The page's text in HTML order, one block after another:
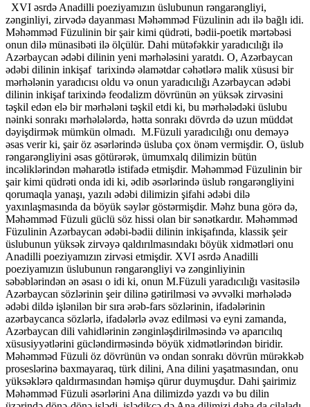
XVI əsrdə Anadilli poeziyamızın üslubunun rəngarəngliyi,
zənginliyi, zirvədə dayanması Məhəmməd Füzulinin adı ilə bağlı idi.
Məhəmməd Füzulinin bir şair kimi qüdrəti, bədii-poetik mər­təbəsi
onun dilə münasibəti ilə ölçülür. Dahi mütəfəkkir yaradıcılığı ilə
Azərbaycan ədəbi dilinin yeni mərhələsini yaratdı. O, Azərbaycan
ədəbi dilinin inkişaf tarixində əlamətdar cəhətlərə malik xüsusi bir
mərhə­lənin yaradıcısı oldu və onun yaradıcılığı Azərbaycan ədəbi
dilinin inkişaf tarixində feodalizm dövrünün ən yüksək zirvəsini
təşkil edən elə bir mərhələni təşkil etdi ki, bu mər­hələdəki üslubu
nəinki sonra­kı mərhələlərdə, hətta sonrakı dövrdə də uzun müddət
dəyişdirmək mümkün olmadı. M.Füzuli yaradıcılığı onu deməyə
əsas verir ki, şair öz əsərlərində üsluba çox önəm vermişdir. O, üslub
rəngarəngliyini əsas götürərək, ümumxalq dilimizin bütün
incəliklərin­dən məharətlə istifadə etmişdir. Məhəmməd Füzulinin bir
şair kimi qüdrəti onda idi ki, ədib əsərlərində üslub rəngarəngliyini
qorumaqla yanaşı, yazılı ədəbi dilimizin şifahi ədəbi dilə
yaxınlaşmasında da böyük səylər göstər­mişdir. Məhz buna görə də,
Məhəmməd Füzuli güclü söz hissi olan bir sənət­kardır. Məhəmməd
Füzulinin Azərbaycan ədəbi-bədii dilinin inkişafında, klassik şeir
üslubunun yük­sək zirvəyə qaldırılmasındakı böyük xidmət­ləri onu
Anadilli poeziyamızın zirvəsi etmişdir. XVI əsrdə Anadilli
poeziyamızın üslubunun rəngarəngliyi və zənginliyinin
səbəblərindən ən əsası o idi ki, onun M.Füzuli yaradıcılığı vasitəsilə
Azər­baycan sözlərinin şeir dilinə gətiril­məsi və əvvəlki mərhələdə
ədəbi dildə işlənilən bir sıra ərəb-fars söz­ləri­nin, ifadələrinin
azərbaycanca sözlər­lə, ifadələrlə əvəz edilməsi və eyni zamanda,
Azərbaycan dili vahid­lərinin zən­ginləşdirilməsində və aparıcılıq
xüsu­siy­yətlərini güc­lən­dirməsində böyük xidmətlərindən biridir.
Məhəmməd Füzuli öz dövrünün və ondan sonrakı dövrün mürəkkəb
pro­seslərinə baxmayaraq, türk dilini, Ana dilini yaşat­ma­­sından, onu
yüksəklərə qaldırmasından həmişə qürur duymuşdur. Dahi şairimiz
Məhəmməd Füzuli əsərlərini Ana dilimizdə yazdı və bu dilin